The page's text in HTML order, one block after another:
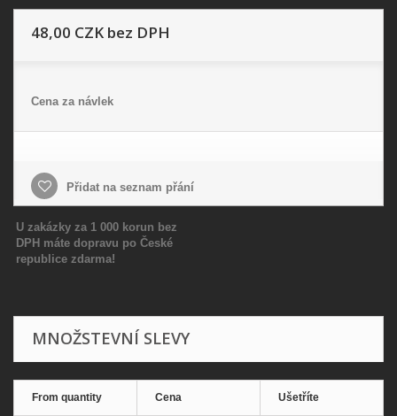
48,00 CZK bez DPH
Cena za návlek
Přidat na seznam přání
U zakázky za 1 000 korun bez
DPH máte dopravu po České
republice zdarma!
MNOŽSTEVNÍ SLEVY
From quantity Cena Ušetříte